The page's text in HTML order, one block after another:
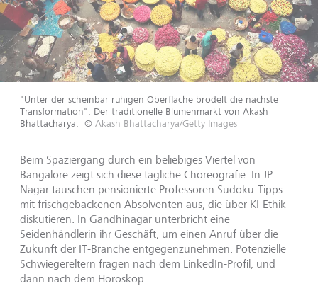
"Unter der scheinbar ruhigen Oberfläche brodelt die nächste
Transformation": Der traditionelle Blumenmarkt von Akash
Bhattacharya.
© Akash Bhattacharya/Getty Images
Beim Spaziergang durch ein beliebiges Viertel von
Bangalore zeigt sich diese tägliche Choreografie: In JP
Nagar tauschen pensionierte Professoren Sudoku-Tipps
mit frischgebackenen Absolventen aus, die über KI-Ethik
diskutieren. In Gandhinagar unterbricht eine
Seidenhändlerin ihr Geschäft, um einen Anruf über die
Zukunft der IT-Branche entgegenzunehmen. Potenzielle
Schwiegereltern fragen nach dem LinkedIn-Profil, und
dann nach dem Horoskop.